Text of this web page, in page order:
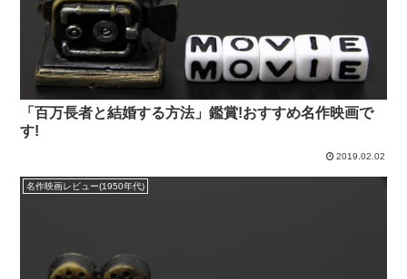
「百万長者と結婚する方法」鑑賞!おすすめ名作映画で
す!
2019.02.02
名作映画レビュー(1950年代)